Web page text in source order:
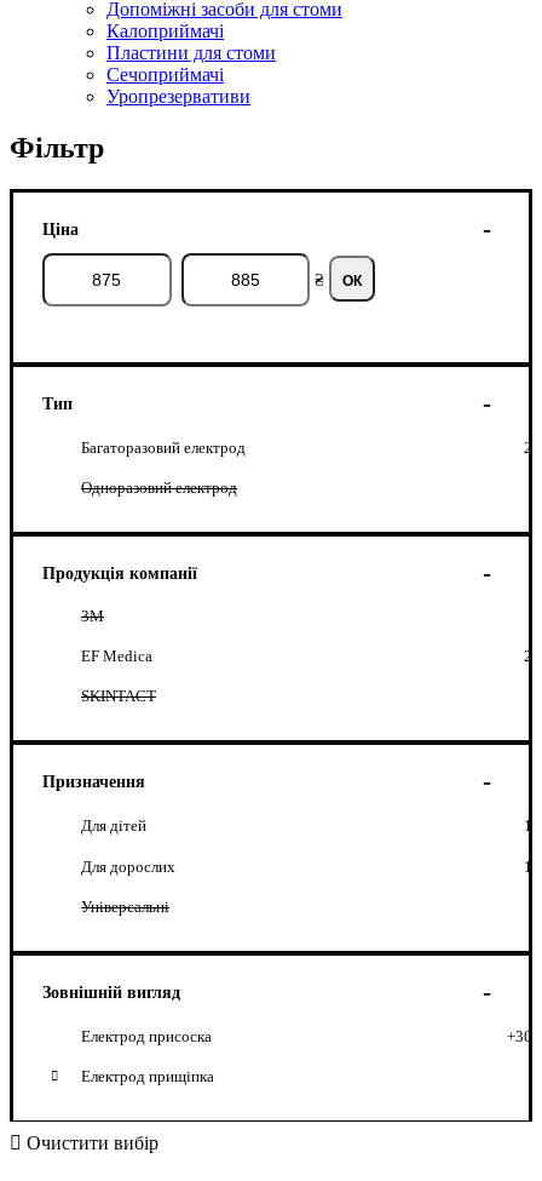
Допоміжні засоби для стоми
Калоприймачі
Пластини для стоми
Сечоприймачі
Уропрезервативи
Фільтр
Ціна
₴ ОК
Тип
Багаторазовий електрод 2
Одноразовий електрод
Продукція компанії
3М
EF Medica 2
SKINTACT
Призначення
Для дітей 1
Для дорослих 1
Універсальні
Зовнішній вигляд
Електрод присоска +30
Електрод прищіпка
Очистити вибір